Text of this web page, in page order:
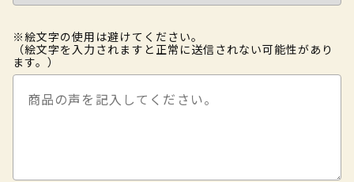
※絵文字の使用は避けてください。
（絵文字を入力されますと正常に送信されない可能性があり
ます。）